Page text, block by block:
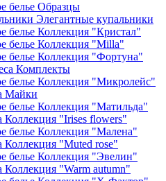
белье Образцы
Элегантные купальники
белье Коллекция "Кристал"
белье Коллекция "Milla"
белье Коллекция "Фортуна"
Комплекты
белье Коллекция "Микролейс"
Майки
белье Коллекция "Матильда"
"Irises flowers"
белье Коллекция "Малена"
"Muted rose"
белье Коллекция "Эвелин"
"Warm autumn"